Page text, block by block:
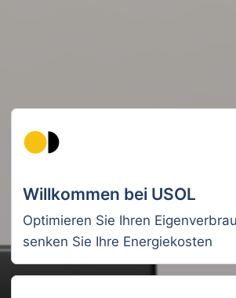
Willkommen bei USOL
Optimieren Sie Ihren
senken Sie Ihre Energiekosten